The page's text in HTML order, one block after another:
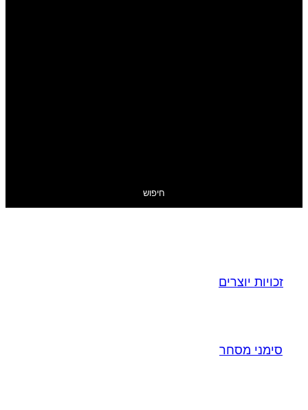
חיפוש
זכויות יוצרים
סימני מסחר